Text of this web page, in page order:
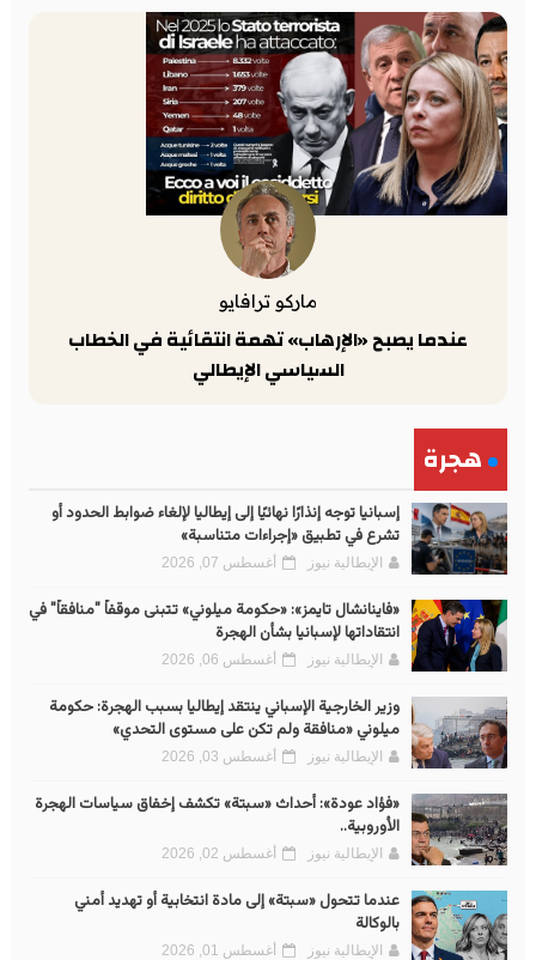
ماركو ترافايو
عندما يصبح «الإرهاب» تهمة انتقائية في الخطاب
السياسي الإيطالي
هجرة
إسبانيا توجه إنذارًا نهائيًا إلى إيطاليا لإلغاء ضوابط الحدود أو
تشرع في تطبيق «إجراءات متناسبة»
الإيطالية نيوز أغسطس 07, 2026
«فاينانشال تايمز»: «حكومة ميلوني» تتبنى موقفاً "منافقاً" في
انتقاداتها لإسبانيا بشأن الهجرة
الإيطالية نيوز أغسطس 06, 2026
وزير الخارجية الإسباني ينتقد إيطاليا بسبب الهجرة: حكومة
ميلوني «منافقة ولم تكن على مستوى التحدي»
الإيطالية نيوز أغسطس 03, 2026
«فؤاد عودة»: أحداث «سبتة» تكشف إخفاق سياسات الهجرة
الأوروبية..
الإيطالية نيوز أغسطس 02, 2026
عندما تتحول «سبتة» إلى مادة انتخابية أو تهديد أمني
بالوكالة
الإيطالية نيوز أغسطس 01, 2026